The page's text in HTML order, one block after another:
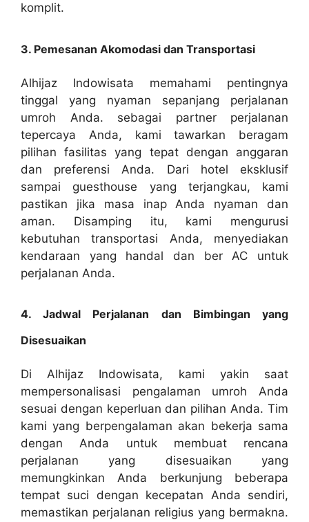
komplit.
3. Pemesanan Akomodasi dan Transportasi
Alhijaz Indowisata memahami pentingnya
tinggal yang nyaman sepanjang perjalanan
umroh Anda. sebagai partner perjalanan
tepercaya Anda, kami tawarkan beragam
pilihan fasilitas yang tepat dengan anggaran
dan preferensi Anda. Dari hotel eksklusif
sampai guesthouse yang terjangkau, kami
pastikan jika masa inap Anda nyaman dan
aman. Disamping itu, kami mengurusi
kebutuhan transportasi Anda, menyediakan
kendaraan yang handal dan ber AC untuk
perjalanan Anda.
4. Jadwal Perjalanan dan Bimbingan yang
Disesuaikan
Di Alhijaz Indowisata, kami yakin saat
mempersonalisasi pengalaman umroh Anda
sesuai dengan keperluan dan pilihan Anda. Tim
kami yang berpengalaman akan bekerja sama
dengan Anda untuk membuat rencana
perjalanan yang disesuaikan yang
memungkinkan Anda berkunjung beberapa
tempat suci dengan kecepatan Anda sendiri,
memastikan perjalanan religius yang bermakna.